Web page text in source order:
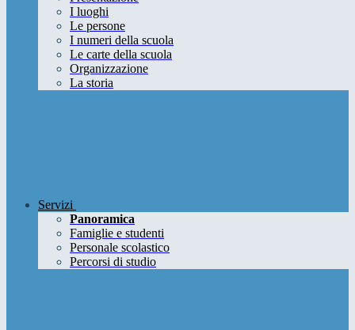
I luoghi
Le persone
I numeri della scuola
Le carte della scuola
Organizzazione
La storia
Servizi
Panoramica
Famiglie e studenti
Personale scolastico
Percorsi di studio